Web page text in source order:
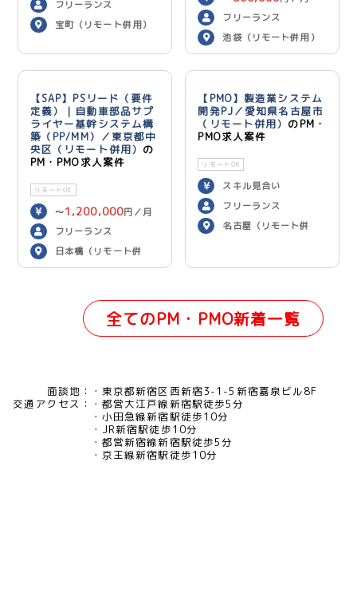
フリーランス
宝町（リモート併用）
フリーランス
池袋（リモート併用）
【SAP】PSリード（要件
定義）｜自動車部品サプ
ライヤー基幹システム構
築（PP/MM）／東京都中
央区（リモート併用） の
PM・PMO求人案件
リモートOK
〜1,200,000円／月
フリーランス
日本橋（リモート併
用）
【PMO】製造業システム
開発PJ／愛知県名古屋市
（リモート併用） のPM・
PMO求人案件
リモートOK
スキル見合い
フリーランス
名古屋（リモート併
全てのPM・PMO新着一覧
面談地：
東京都新宿区西新宿3-1-5新宿嘉泉ビル8F
交通アクセス：
都営大江戸線新宿駅徒歩5分
小田急線新宿駅徒歩10分
JR新宿駅徒歩10分
都営新宿線新宿駅徒歩5分
京王線新宿駅徒歩10分